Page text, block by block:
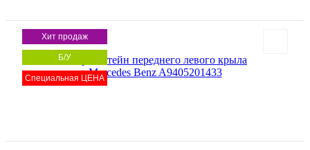
Хит продаж
Б/У
Специальная ЦЕНА